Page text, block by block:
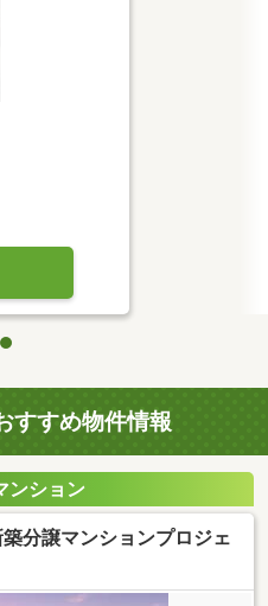
すすめ物件情報
ンション
分譲マンションプロジェ